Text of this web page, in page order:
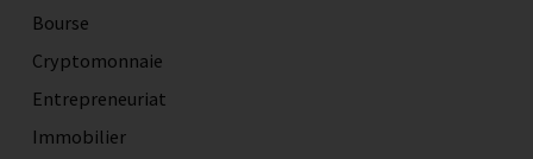
Bourse
Cryptomonnaie
Entrepreneuriat
Immobilier